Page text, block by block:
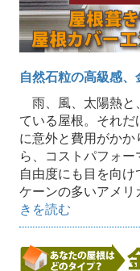
自然石粒の高級感
雨、風、太陽熱と
ている屋根。それ
に意外と費用がか
ら、コストパフォ
自由度にも目を向け
ケーンの多いアメ
きを読む